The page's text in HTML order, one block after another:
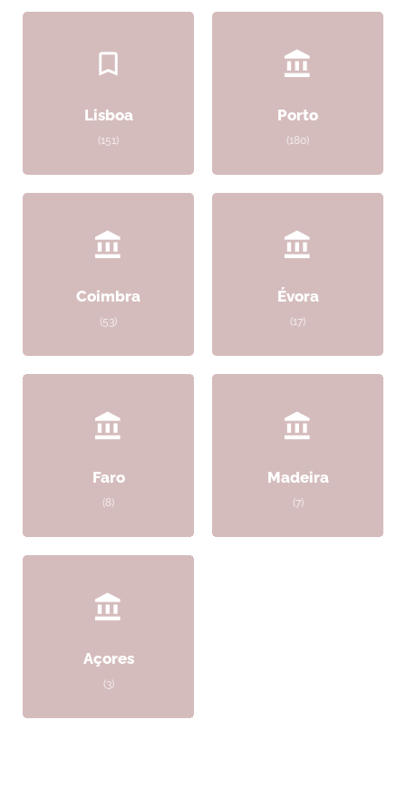
Lisboa
(151)
Porto
(180)
Coimbra
(53)
Évora
(17)
Faro
(8)
Madeira
(7)
Açores
(3)